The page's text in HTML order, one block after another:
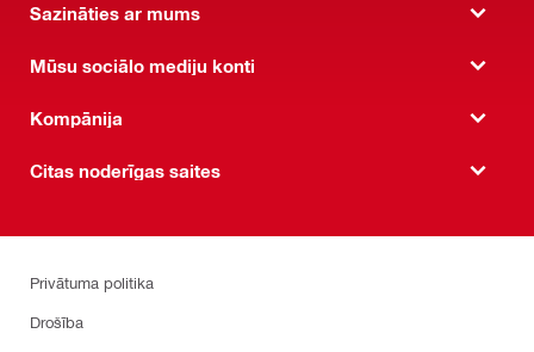
Sazināties ar mums
Mūsu sociālo mediju konti
Kompānija
Citas noderīgas saites
Privātuma politika
Drošība